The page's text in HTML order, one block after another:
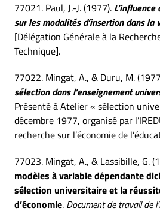
77021. Paul, J.-J. (1977).
sur les modalités d’insertion dans la
[Délégation Générale à la
Technique].
77022. Mingat, A., & Duru, M.
sélection dans l’enseignement
Présenté à Atelier « sélection
décembre 1977, organisé par
recherche sur l’économie de
77023. Mingat, A., & Lassibille, G.
modèles à variable dépendante
sélection universitaire et la
d’économie. Document de travail de